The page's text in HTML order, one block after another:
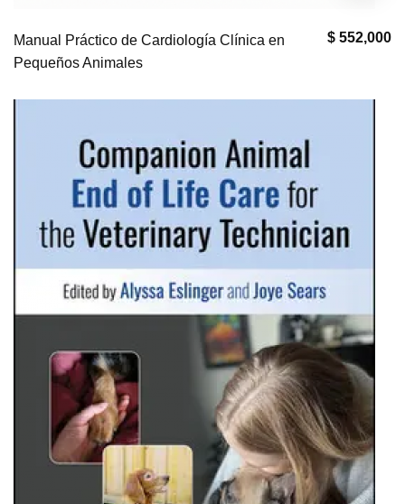
$ 552,000
Manual Práctico de Cardiología Clínica en
Pequeños Animales